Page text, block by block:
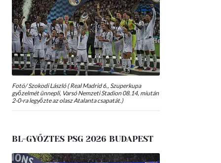
Fotó/ Szokodi László ( Real Madrid 6., Szuperkupa
győzelmét ünnepli, Varsó Nemzeti Stadion 08.14, miután
2-0-ra legyőzte az olasz Atalanta csapatát.)
BL-GYŐZTES PSG 2026 BUDAPEST